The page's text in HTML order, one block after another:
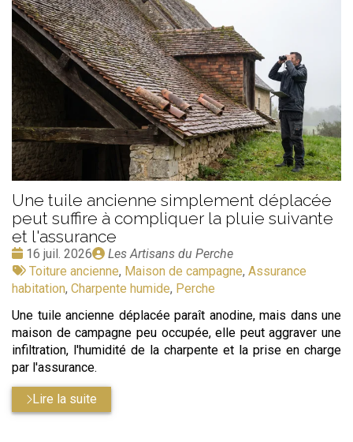
Une tuile ancienne simplement déplacée
peut suffire à compliquer la pluie suivante
et l'assurance
Date
:
16 juil. 2026
Publié
par
Les Artisans du Perche
Tags
:
Toiture ancienne, Maison de campagne, Assurance
habitation, Charpente humide, Perche
Une tuile ancienne déplacée paraît anodine, mais dans une
maison de campagne peu occupée, elle peut aggraver une
infiltration, l'humidité de la charpente et la prise en charge
par l'assurance.
Lire la suite